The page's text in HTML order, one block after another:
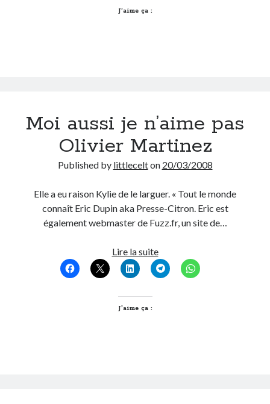
J’aime ça :
Moi aussi je n’aime pas
Olivier Martinez
Published by littlecelton 20/03/2008
Elle a eu raison Kylie de le larguer. « Tout le monde
connaît Eric Dupin aka Presse-Citron. Eric est
également webmaster de Fuzz.fr, un site de…
Lire la suiteMoi
aussi
je
J’aime ça :